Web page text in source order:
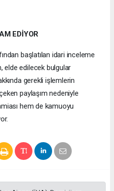
EDİYOR
başlatılan idari inceleme
elde edilecek bulgular
gerekli işlemlerin
paylaşım nedeniyle
hem de kamuoyu